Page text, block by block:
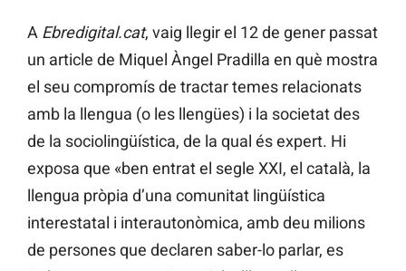
A Ebredigital.cat, vaig llegir el 12 de gener passat
un article de Miquel Àngel Pradilla en què mostra
el seu compromís de tractar temes relacionats
amb la llengua (o les llengües) i la societat des
de la sociolingüística, de la qual és expert. Hi
exposa que «ben entrat el segle XXI, el català, la
llengua pròpia d’una comunitat lingüística
interestatal i interautonòmica, amb deu milions
de persones que declaren saber-lo parlar, es